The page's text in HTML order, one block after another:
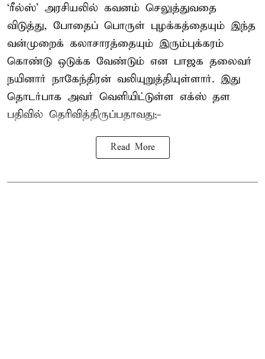
‘ரீல்ஸ்’ அரசியலில் கவனம் செலுத்துவதை
விடுத்து, போதைப் பொருள் புழக்கத்தையும் இந்த
வன்முறைக் கலாசாரத்தையும் இரும்புக்கரம்
கொண்டு ஒடுக்க வேண்டும் என பாஜக தலைவர்
நயினார் நாகேந்திரன் வலியுறுத்தியுள்ளார். இது
தொடர்பாக அவர் வெளியிட்டுள்ள எக்ஸ் தள
பதிவில் தெரிவித்திருப்பதாவது;-
Read More